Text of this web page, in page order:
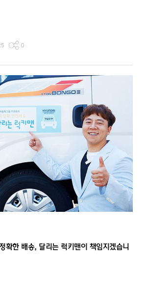
0
정확한 배송, 달리는 럭키맨이 책임지겠습니